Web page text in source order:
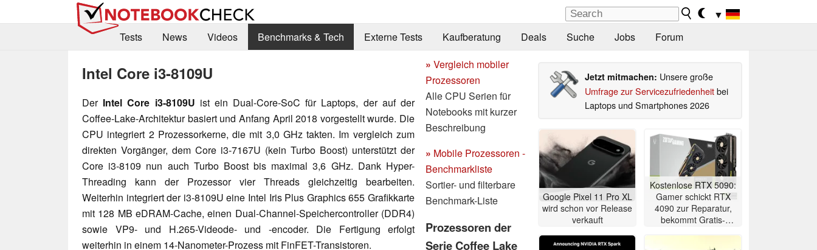
▼
Tests
News Videos Benchmarks & Tech Externe Tests Kaufberatung Deals Suche Jobs Forum
Intel Core i3-8109U
Der Intel Core i3-8109U ist ein Dual-Core-SoC für Laptops, der auf der
Coffee-Lake-Architektur basiert und Anfang April 2018 vorgestellt wurde. Die
CPU integriert 2 Prozessorkerne, die mit 3,0 GHz takten. Im vergleich zum
direkten Vorgänger, dem Core i3-7167U (kein Turbo Boost) unterstützt der
Core i3-8109 nun auch Turbo Boost bis maximal 3,6 GHz. Dank Hyper-
Threading kann der Prozessor vier Threads gleichzeitig bearbeiten.
Weiterhin integriert der i3-8109U eine Intel Iris Plus Graphics 655 Grafikkarte
mit 128 MB eDRAM-Cache, einen Dual-Channel-Speichercontroller (DDR4)
sowie VP9- und H.265-Videode- und -encoder. Die Fertigung erfolgt
weiterhin in einem 14-Nanometer-Prozess mit FinFET-Transistoren.
» Vergleich mobiler
Prozessoren
Alle CPU Serien für
Notebooks mit kurzer
Beschreibung
» Mobile Prozessoren -
Benchmarkliste
Sortier- und filterbare
Benchmark-Liste
Prozessoren der
Serie Coffee Lake
Jetzt mitmachen: Unsere große
Umfrage zur Servicezufriedenheitbei
Laptops und Smartphones 2026
Google Pixel 11 Pro XL
wird schon vor Release
verkauft
Kostenlose RTX 5090:
Gamer schickt RTX
4090 zur Reparatur,
bekommt Gratis-